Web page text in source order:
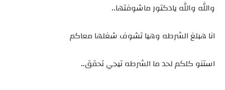
والله والله يادكتور ماشوفتها..
انا هبلغ الشرطه وهيا تشوف شغلها معاكم
استنو كلكم لحد ما الشرطه تيجي تحقق..